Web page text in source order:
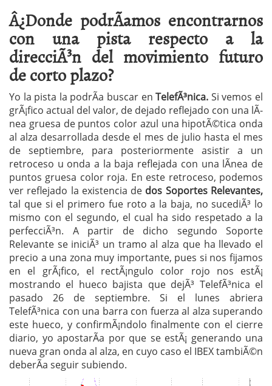
Â¿Donde podrÃ­amos encontrarnos
con una pista respecto a la
direcciÃ³n del movimiento futuro
de corto plazo?
Yo la pista la podrÃ­a buscar en TelefÃ³nica. Si vemos el
grÃ¡fico actual del valor, de dejado reflejado con una lÃ­
nea gruesa de puntos color azul una hipotÃ©tica onda
al alza desarrollada desde el mes de julio hasta el mes
de septiembre, para posteriormente asistir a un
retroceso u onda a la baja reflejada con una lÃ­nea de
puntos gruesa color roja. En este retroceso, podemos
ver reflejado la existencia de dos Soportes Relevantes,
tal que si el primero fue roto a la baja, no sucediÃ³ lo
mismo con el segundo, el cual ha sido respetado a la
perfecciÃ³n. A partir de dicho segundo Soporte
Relevante se iniciÃ³ un tramo al alza que ha llevado el
precio a una zona muy importante, pues si nos fijamos
en el grÃ¡fico, el rectÃ¡ngulo color rojo nos estÃ¡
mostrando el hueco bajista que dejÃ³ TelefÃ³nica el
pasado 26 de septiembre. Si el lunes abriera
TelefÃ³nica con una barra con fuerza al alza superando
este hueco, y confirmÃ¡ndolo finalmente con el cierre
diario, yo apostarÃ­a por que se estÃ¡ generando una
nueva gran onda al alza, en cuyo caso el IBEX tambiÃ©n
deberÃ­a seguir subiendo.